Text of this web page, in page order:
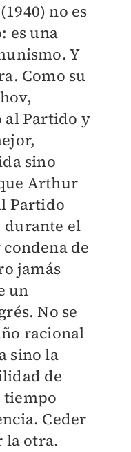
no es
es una
Y
Como su
al Partido y
sino
Arthur
Partido
durante el
de
jamás
un
No se
racional
sino la
de
tiempo
Ceder
la otra.